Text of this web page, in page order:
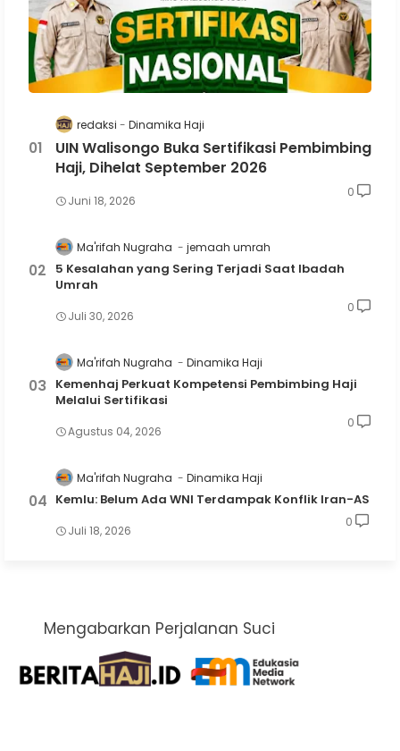
redaksi Dinamika Haji
UIN Walisongo Buka Sertifikasi Pembimbing
Haji, Dihelat September 2026
Juni 18, 2026
0
Ma'rifah Nugraha jemaah umrah
5 Kesalahan yang Sering Terjadi Saat Ibadah
Umrah
Juli 30, 2026
0
Ma'rifah Nugraha Dinamika Haji
Kemenhaj Perkuat Kompetensi Pembimbing Haji
Melalui Sertifikasi
Agustus 04, 2026
0
Ma'rifah Nugraha Dinamika Haji
Kemlu: Belum Ada WNI Terdampak Konflik Iran-AS
Juli 18, 2026
0
Mengabarkan Perjalanan Suci